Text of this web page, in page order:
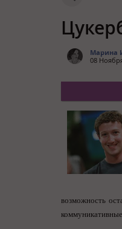
Марина
08
возможность
коммуникативные